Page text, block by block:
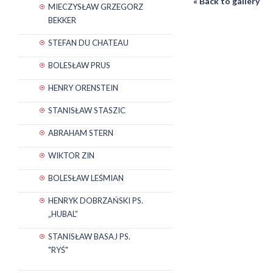
MIECZYSŁAW GRZEGORZ
BEKKER
STEFAN DU CHATEAU
BOLESŁAW PRUS
HENRY ORENSTEIN
STANISŁAW STASZIC
ABRAHAM STERN
WIKTOR ZIN
BOLESŁAW LEŚMIAN
HENRYK DOBRZAŃSKI PS.
„HUBAL”
STANISŁAW BASAJ PS.
"RYŚ"